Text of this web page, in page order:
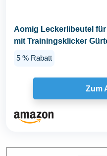
Aomig Leckerlibeutel
mit Trainingsklicker
5 % Rabatt
Zum